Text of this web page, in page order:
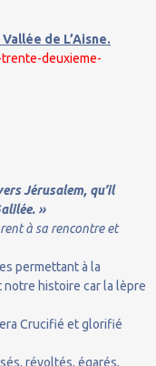
de L’Aisne.
deuxieme-
Jérusalem, qu’il
»
à sa rencontre et
permettant à la
notre histoire car la lèpre
Crucifié et glorifié
révoltés, égarés,